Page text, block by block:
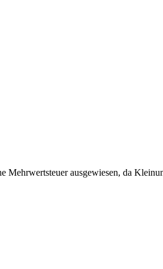
Mehrwertsteuer ausgewiesen, da